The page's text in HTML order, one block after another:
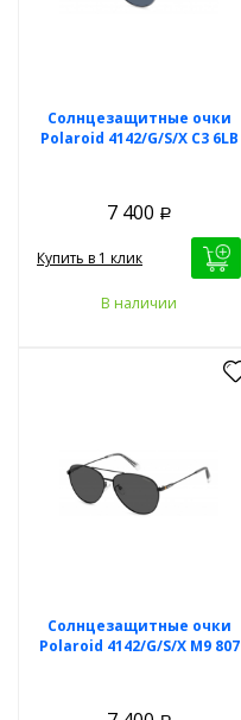
Солнцезащитные очки
Polaroid 4142/G/S/X C3 6LB
7 400 Р
Купить в 1 клик
В наличии
Солнцезащитные очки
Polaroid 4142/G/S/X M9 807